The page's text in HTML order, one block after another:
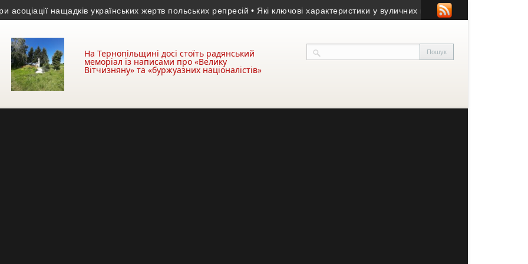
нащадків українських жертв польських репресій • Які ключові характеристики у вуличних камер відеоспостереження
На Тернопільщині досі стоїть радянський
меморіал із написами про «Велику
Вітчизняну» та «буржуазних націоналістів»